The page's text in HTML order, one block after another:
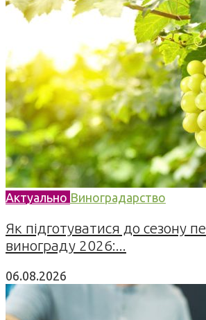
Актуально Виноградарство
Як підготуватися до сезону
винограду 2026:...
06.08.2026